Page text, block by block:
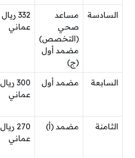
السادسة
مساعد
صحي
(التخصص)
مضمد أول
(ج)
332 ريال
عماني
السابعة مضمد أول
300 ريال
عماني
الثامنة مضمد (أ)
270 ريال
عماني